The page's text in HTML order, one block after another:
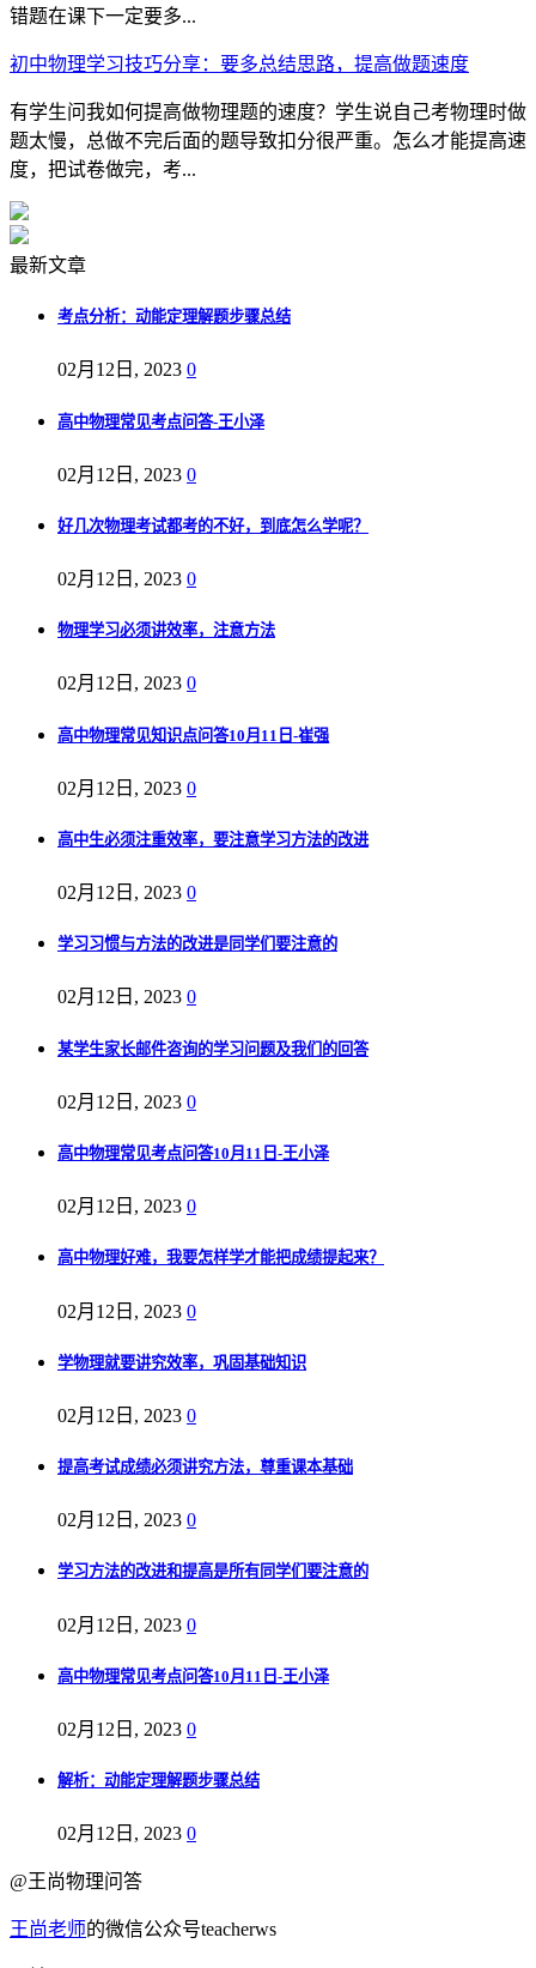
错题在课下一定要多...
初中物理学习技巧分享：要多总结思路，提高做题速度
有学生问我如何提高做物理题的速度？学生说自己考物理时做
题太慢，总做不完后面的题导致扣分很严重。怎么才能提高速
度，把试卷做完，考...
最新文章
考点分析：动能定理解题步骤总结
02月12日, 2023 0
高中物理常见考点问答-王小泽
02月12日, 2023 0
好几次物理考试都考的不好，到底怎么学呢？
02月12日, 2023 0
物理学习必须讲效率，注意方法
02月12日, 2023 0
高中物理常见知识点问答10月11日-崔强
02月12日, 2023 0
高中生必须注重效率，要注意学习方法的改进
02月12日, 2023 0
学习习惯与方法的改进是同学们要注意的
02月12日, 2023 0
某学生家长邮件咨询的学习问题及我们的回答
02月12日, 2023 0
高中物理常见考点问答10月11日-王小泽
02月12日, 2023 0
高中物理好难，我要怎样学才能把成绩提起来？
02月12日, 2023 0
学物理就要讲究效率，巩固基础知识
02月12日, 2023 0
提高考试成绩必须讲究方法，尊重课本基础
02月12日, 2023 0
学习方法的改进和提高是所有同学们要注意的
02月12日, 2023 0
高中物理常见考点问答10月11日-王小泽
02月12日, 2023 0
解析：动能定理解题步骤总结
02月12日, 2023 0
@王尚物理问答
王尚老师的微信公众号teacherws